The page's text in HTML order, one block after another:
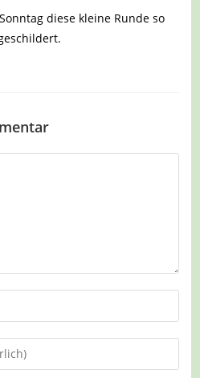
diese kleine Runde so